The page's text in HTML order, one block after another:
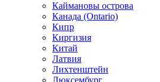
Каймановы острова
Канада (Ontario)
Кипр
Киргизия
Китай
Латвия
Лихтенштейн
Люксембург